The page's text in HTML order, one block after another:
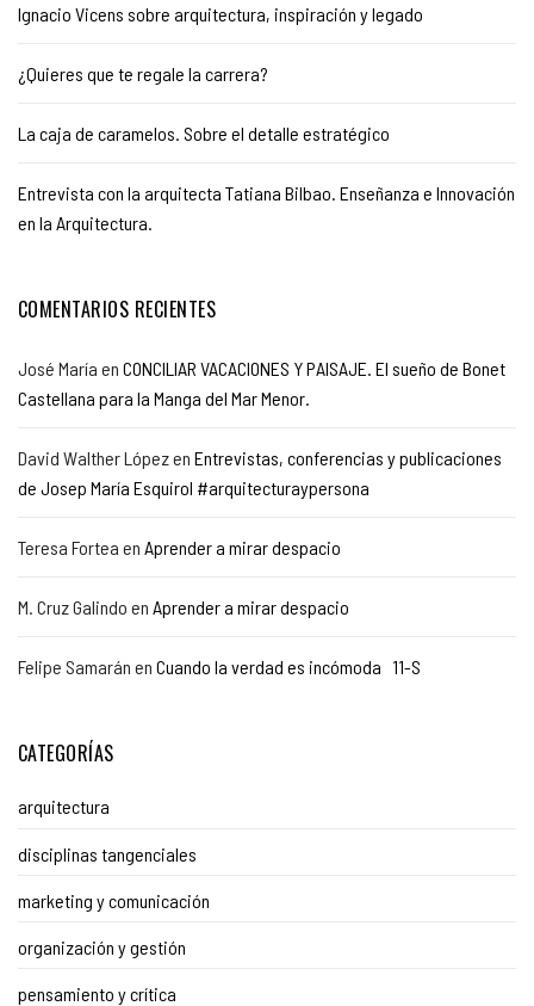
Ignacio Vicens sobre arquitectura, inspiración y legado
¿Quieres que te regale la carrera?
La caja de caramelos. Sobre el detalle estratégico
Entrevista con la arquitecta Tatiana Bilbao. Enseñanza e Innovación
en la Arquitectura.
COMENTARIOS RECIENTES
José María en CONCILIAR VACACIONES Y PAISAJE. El sueño de Bonet
Castellana para la Manga del Mar Menor.
David Walther Lópezen Entrevistas, conferencias y publicaciones
de Josep María Esquirol #arquitecturaypersona
Teresa Fortea en Aprender a mirar despacio
M. Cruz Galindo en Aprender a mirar despacio
Felipe Samarán en Cuando la verdad es incómoda 11-S
CATEGORÍAS
arquitectura
disciplinas tangenciales
marketing y comunicación
organización y gestión
pensamiento y crítica